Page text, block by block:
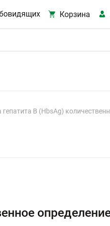
Корзина
гепатита В (HbsAg)